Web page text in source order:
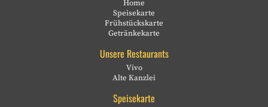
Home
Speisekarte
Frühstückskarte
Getränkekarte
Unsere Restaurants
Vivo
Alte Kanzlei
Speisekarte